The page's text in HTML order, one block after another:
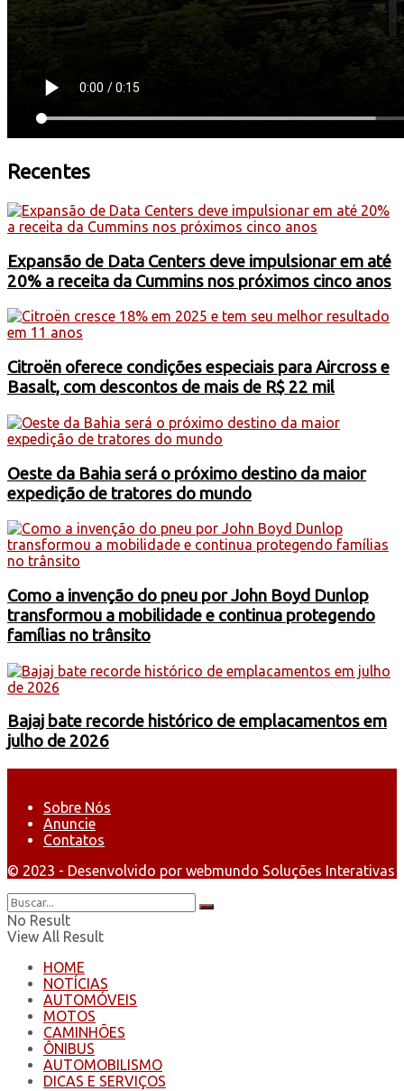
Recentes
Expansão de Data Centers deve impulsionar em até
20% a receita da Cummins nos próximos cinco anos
Citroën oferece condições especiais para Aircross e
Basalt, com descontos de mais de R$ 22 mil
Oeste da Bahia será o próximo destino da maior
expedição de tratores do mundo
Como a invenção do pneu por John Boyd Dunlop
transformou a mobilidade e continua protegendo
famílias no trânsito
Bajaj bate recorde histórico de emplacamentos em
julho de 2026
Sobre Nós
Anuncie
Contatos
© 2023 - Desenvolvido por webmundo Soluções Interativas
No Result
View All Result
HOME
NOTÍCIAS
AUTOMÓVEIS
MOTOS
CAMINHÕES
ÔNIBUS
AUTOMOBILISMO
DICAS E SERVIÇOS